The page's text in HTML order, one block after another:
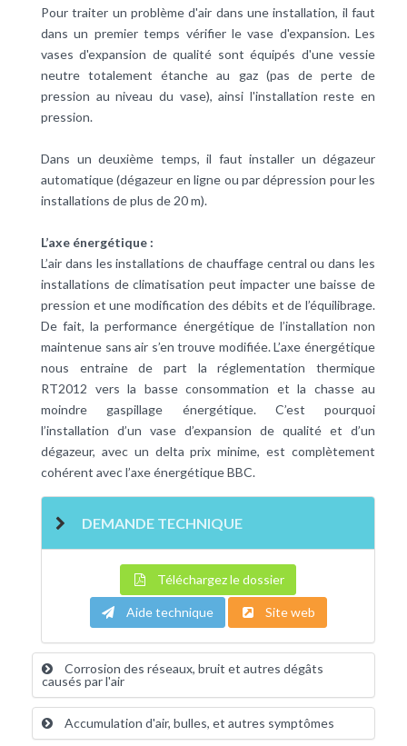
Pour traiter un problème d'air dans une installation, il faut
dans un premier temps vérifier levase d'expansion. Les
vases d'expansion de qualité sont équipés d'une vessie
neutre totalement étanche au gaz (pas de perte de
pression au niveau du vase), ainsi l'installation reste en
pression.
Dans un deuxième temps, il faut installer un dégazeur
automatique (dégazeur en ligne ou par dépression pour les
installations de plus de 20 m).
L’axe énergétique :
L’air dans les installations de chauffage central ou dans les
installations declimatisation peut impacter une baisse de
pression et une modification des débits et de l’équilibrage.
De fait, laperformance énergétiquede l’installation non
maintenue sans air s’en trouve modifiée. L’axe énergétique
nous entraine de part la réglementation thermique
RT2012 vers la basse consommation et la chasse au
moindre gaspillage énergétique. C’est pourquoi
l’installation d’un vase d’expansion de qualité et d’un
dégazeur, avec un delta prix minime, est complètement
cohérent avec l’axe énergétique BBC.
DEMANDE TECHNIQUE
Téléchargez le dossier
Aide technique Site web
Corrosion des réseaux, bruit et autres dégâts
causés par l'air
Accumulation d'air, bulles, et autres symptômes